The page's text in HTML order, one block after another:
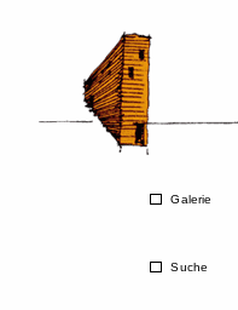
Galerie
Suche